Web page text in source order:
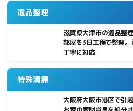
遺品整理
滋賀県大津市の遺品整
部屋を3日工程で整理。
丁寧に対応
特殊清掃
大阪府大阪市港区で引越